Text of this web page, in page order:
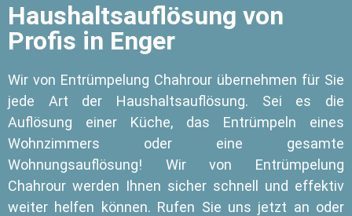
Haushaltsauflösung von
Profis in Enger
Wir von Entrümpelung Chahrour übernehmen für Sie
jede Art der Haushaltsauflösung. Sei es die
Auflösung einer Küche, das Entrümpeln eines
Wohnzimmers oder eine gesamte
Wohnungsauflösung! Wir von Entrümpelung
Chahrour werden Ihnen sicher schnell und effektiv
weiter helfen können. Rufen Sie uns jetzt an oder